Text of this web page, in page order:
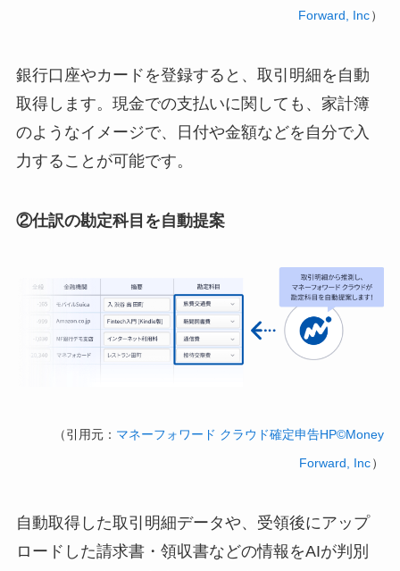
Forward, Inc）
銀行口座やカードを登録すると、取引明細を自動
取得します。現金での支払いに関しても、家計簿
のようなイメージで、日付や金額などを自分で入
力することが可能です。
②仕訳の勘定科目を自動提案
（引用元： マネーフォワード クラウド確定申告HP©Money
Forward, Inc）
自動取得した取引明細データや、受領後にアップ
ロードした請求書・領収書などの情報をAIが判別